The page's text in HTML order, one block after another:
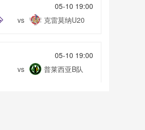
05-10 19:00
vs 克雷莫纳U20
05-10 19:00
vs 普莱西亚B队